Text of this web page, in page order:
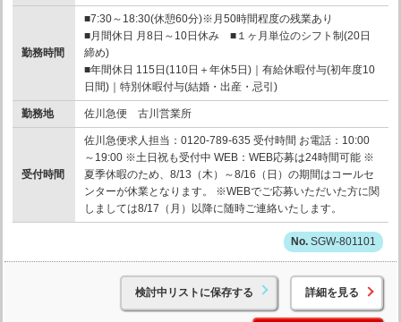
勤務時間
■7:30～18:30(休憩60分)※月50時間程度の残業あり
■月間休日 月8日～10日休み ■１ヶ月単位のシフト制(20日
締め)
■年間休日 115日(110日＋年休5日)｜有給休暇付与(初年度10
日間)｜特別休暇付与(結婚・出産・忌引)
勤務地 佐川急便 古川営業所
受付時間
佐川急便求人担当：0120-789-635 受付時間 お電話：10:00
～19:00 ※土日祝も受付中 WEB：WEB応募は24時間可能 ※
夏季休暇のため、8/13（木）～8/16（日）の期間はコールセ
ンターが休業となります。 ※WEBでご応募いただいた方に関
しましては8/17（月）以降に随時ご連絡いたします。
SGW-801101
検討中リストに保存する 詳細を見る